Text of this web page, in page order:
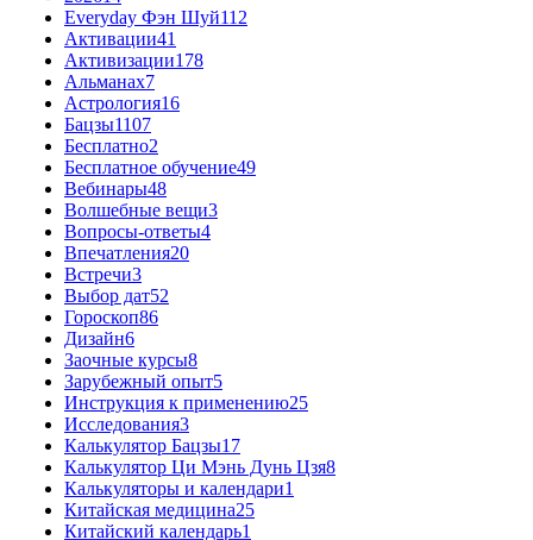
Everyday Фэн Шуй112
Активации41
Активизации178
Альманах7
Астрология16
Бацзы1107
Бесплатно2
Бесплатное обучение49
Вебинары48
Волшебные вещи3
Вопросы-ответы4
Впечатления20
Встречи3
Выбор дат52
Гороскоп86
Дизайн6
Заочные курсы8
Зарубежный опыт5
Инструкция к применению25
Исследования3
Калькулятор Бацзы17
Калькулятор Ци Мэнь Дунь Цзя8
Калькуляторы и календари1
Китайская медицина25
Китайский календарь1